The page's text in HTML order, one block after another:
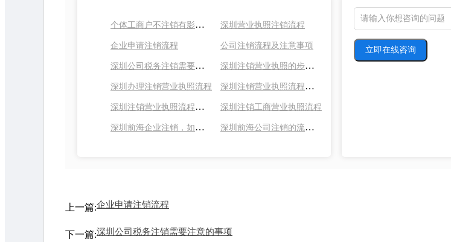
个体工商户不注销有影响吗？ 深圳营业执照注销流程
企业申请注销流程 公司注销流程及注意事项
深圳公司税务注销需要注意的事项 深圳注销营业执照的步骤和流程
深圳办理注销营业执照流程
深圳注销营业执照流程及相关费用
深圳注销营业执照流程及费用标准
深圳注销工商营业执照流程
深圳前海企业注销，如何顺利办理？ 深圳前海公司注销的流程及资料
上一篇:企业申请注销流程
下一篇:深圳公司税务注销需要注意的事项